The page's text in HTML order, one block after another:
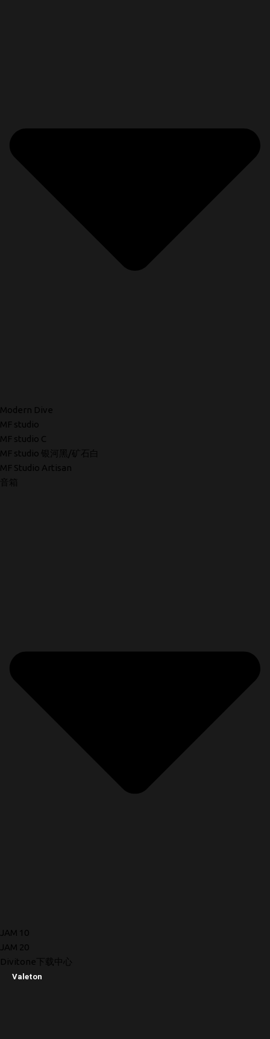
Modern Dive
MF studio
MF studio C
MF studio 银河黑/矿石白
MF Studio Artisan
音箱
JAM 10
JAM 20
Divitone下载中心
Valeton